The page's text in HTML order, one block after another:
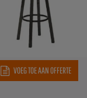
VOEG TOE AAN OFFERTE